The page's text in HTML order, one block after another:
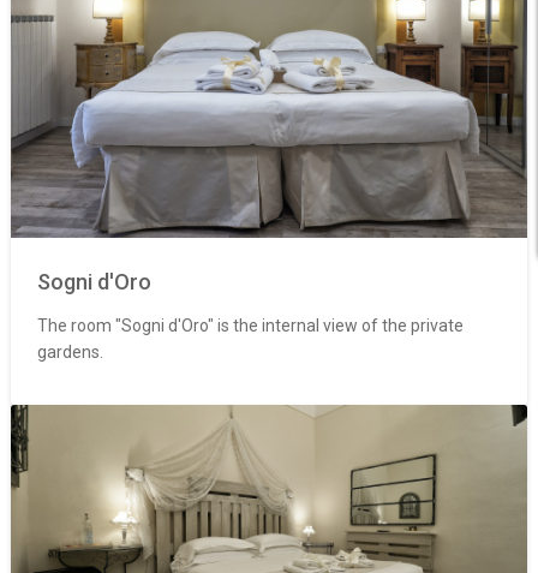
Sogni d'Oro
The room "Sogni d'Oro" is the internal view of the private
gardens.